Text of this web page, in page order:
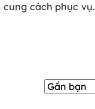
cách phục